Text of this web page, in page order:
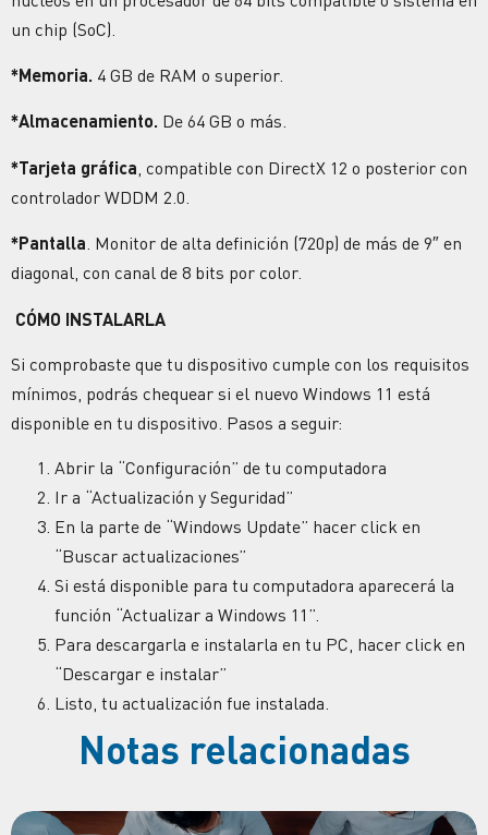
un chip (SoC).
*Memoria. 4 GB de RAM o superior.
*Almacenamiento. De 64 GB o más.
*Tarjeta gráfica , compatible con DirectX 12 o posterior con
controlador WDDM 2.0.
*Pantalla. Monitor de alta definición (720p) de más de 9″ en
diagonal, con canal de 8 bits por color.
CÓMO INSTALARLA
Si comprobaste que tu dispositivo cumple con los requisitos
mínimos, podrás chequear si el nuevo Windows 11 está
disponible en tu dispositivo. Pasos a seguir:
Abrir la “Configuración” de tu computadora
Ir a “Actualización y Seguridad”
En la parte de “Windows Update” hacer click en
“Buscar actualizaciones”
Si está disponible para tu computadora aparecerá la
función “Actualizar a Windows 11”.
Para descargarla e instalarla en tu PC, hacer click en
“Descargar e instalar”
Listo, tu actualización fue instalada.
Notas relacionadas